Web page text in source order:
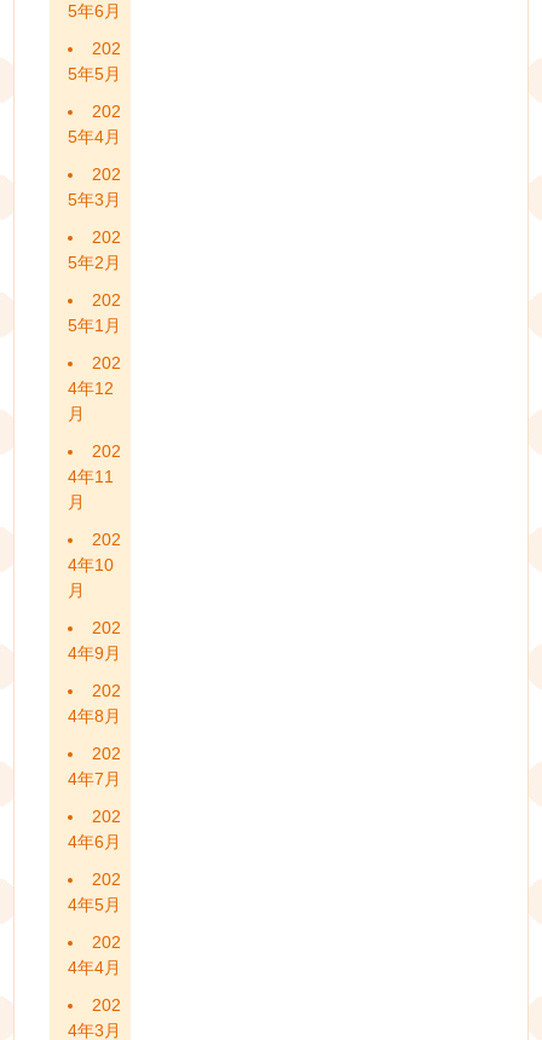
5年6月
202
5年5月
202
5年4月
202
5年3月
202
5年2月
202
5年1月
202
4年12
月
202
4年11
月
202
4年10
月
202
4年9月
202
4年8月
202
4年7月
202
4年6月
202
4年5月
202
4年4月
202
4年3月